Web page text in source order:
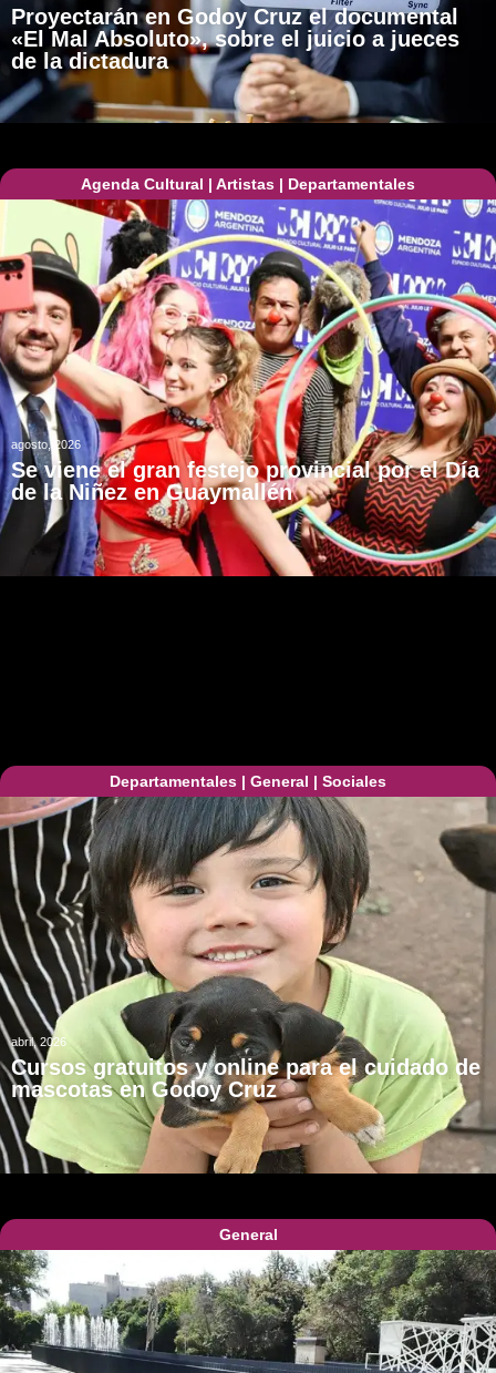
Proyectarán en Godoy Cruz el documental
«El Mal Absoluto», sobre el juicio a jueces
de la dictadura
Agenda Cultural | Artistas | Departamentales
agosto, 2026
Se viene el gran festejo provincial por el Día
de la Niñez en Guaymallén
Departamentales | General | Sociales
abril, 2026
Cursos gratuitos y online para el cuidado de
mascotas en Godoy Cruz
General